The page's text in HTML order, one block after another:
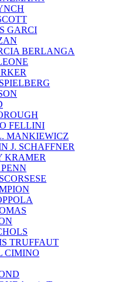
GARCI
BERLANGA
FELLINI
MANKIEWICZ
J. SCHAFFNER
KRAMER
TRUFFAUT
CIMINO